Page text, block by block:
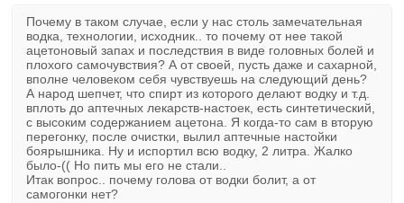
Почему в таком случае, если у нас столь замечательная
водка, технологии, исходник.. то почему от нее такой
ацетоновый запах и последствия в виде головных болей и
плохого самочувствия? А от своей, пусть даже и сахарной,
вполне человеком себя чувствуешь на следующий день?
А народ шепчет, что спирт из которого делают водку и т.д.
вплоть до аптечных лекарств-настоек, есть синтетический,
с высоким содержанием ацетона. Я когда-то сам в вторую
перегонку, после очистки, вылил аптечные настойки
боярышника. Ну и испортил всю водку, 2 литра. Жалко
было-(( Но пить мы его не стали..
Итак вопрос.. почему голова от водки болит, а от
самогонки нет?